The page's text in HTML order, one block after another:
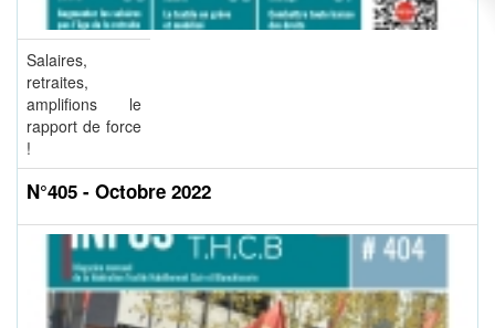
Salaires,
retraites,
amplifions le
rapport de force
!
N°405 - Octobre 2022